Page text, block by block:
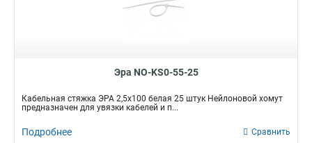
Эра NO-KS0-55-25
Кабельная стяжка ЭРА 2,5х100 белая 25 штук Нейлоновой хомут
предназначен для увязки кабелей и п...
Подробнее Сравнить